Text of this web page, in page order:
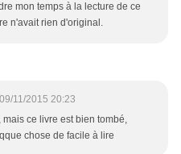
mon temps à la lecture de ce
n'avait rien d'original.
09/11/2015 20:23
mais ce livre est bien tombé,
chose de facile à lire